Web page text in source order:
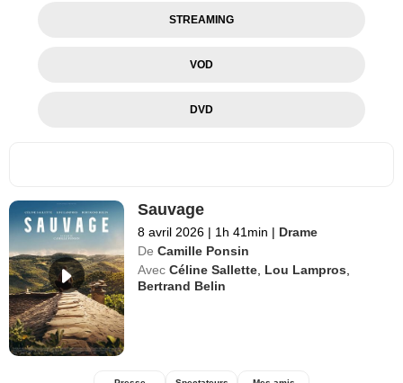
STREAMING
VOD
DVD
Sauvage
8 avril 2026 | 1h 41min | Drame
De Camille Ponsin
Avec Céline Sallette Lou Lampros
Bertrand Belin